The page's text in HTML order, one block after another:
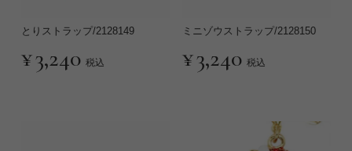
とりストラップ/2128149
¥3,240 税込
ミニゾウストラップ/2128150
¥3,240 税込